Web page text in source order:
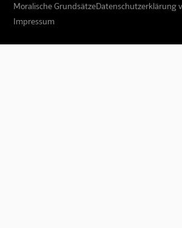
Moralische GrundsätzeDatenschutzerklärung
Impressum